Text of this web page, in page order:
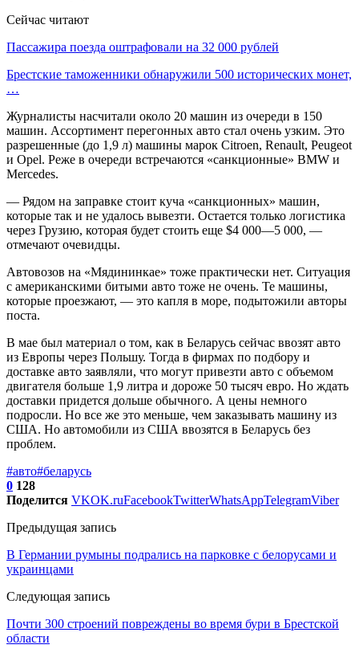
Сейчас читают
Пассажира поезда оштрафовали на 32 000 рублей
Брестские таможенники обнаружили 500 исторических монет,
…
Журналисты насчитали около 20 машин из очереди в 150
машин. Ассортимент перегонных авто стал очень узким. Это
разрешенные (до 1,9 л) машины марок Citroen, Renault, Peugeot
и Opel. Реже в очереди встречаются «санкционные» BMW и
Mercedes.
— Рядом на заправке стоит куча «санкционных» машин,
которые так и не удалось вывезти. Остается только логистика
через Грузию, которая будет стоить еще $4 000—5 000, —
отмечают очевидцы.
Автовозов на «Мядининкае» тоже практически нет. Ситуация
с американскими битыми авто тоже не очень. Те машины,
которые проезжают, — это капля в море, подытожили авторы
поста.
В мае был материал о том, как в Беларусь сейчас ввозят авто
из Европы через Польшу. Тогда в фирмах по подбору и
доставке авто заявляли, что могут привезти авто с объемом
двигателя больше 1,9 литра и дороже 50 тысяч евро. Но ждать
доставки придется дольше обычного. А цены немного
подросли. Но все же это меньше, чем заказывать машину из
США. Но автомобили из США ввозятся в Беларусь без
проблем.
#авто#беларусь
0 128
Поделится VKOK.ruFacebookTwitterWhatsAppTelegramViber
Предыдущая запись
В Германии румыны подрались на парковке с белорусами и
украинцами
Следующая запись
Почти 300 строений повреждены во время бури в Брестской
области